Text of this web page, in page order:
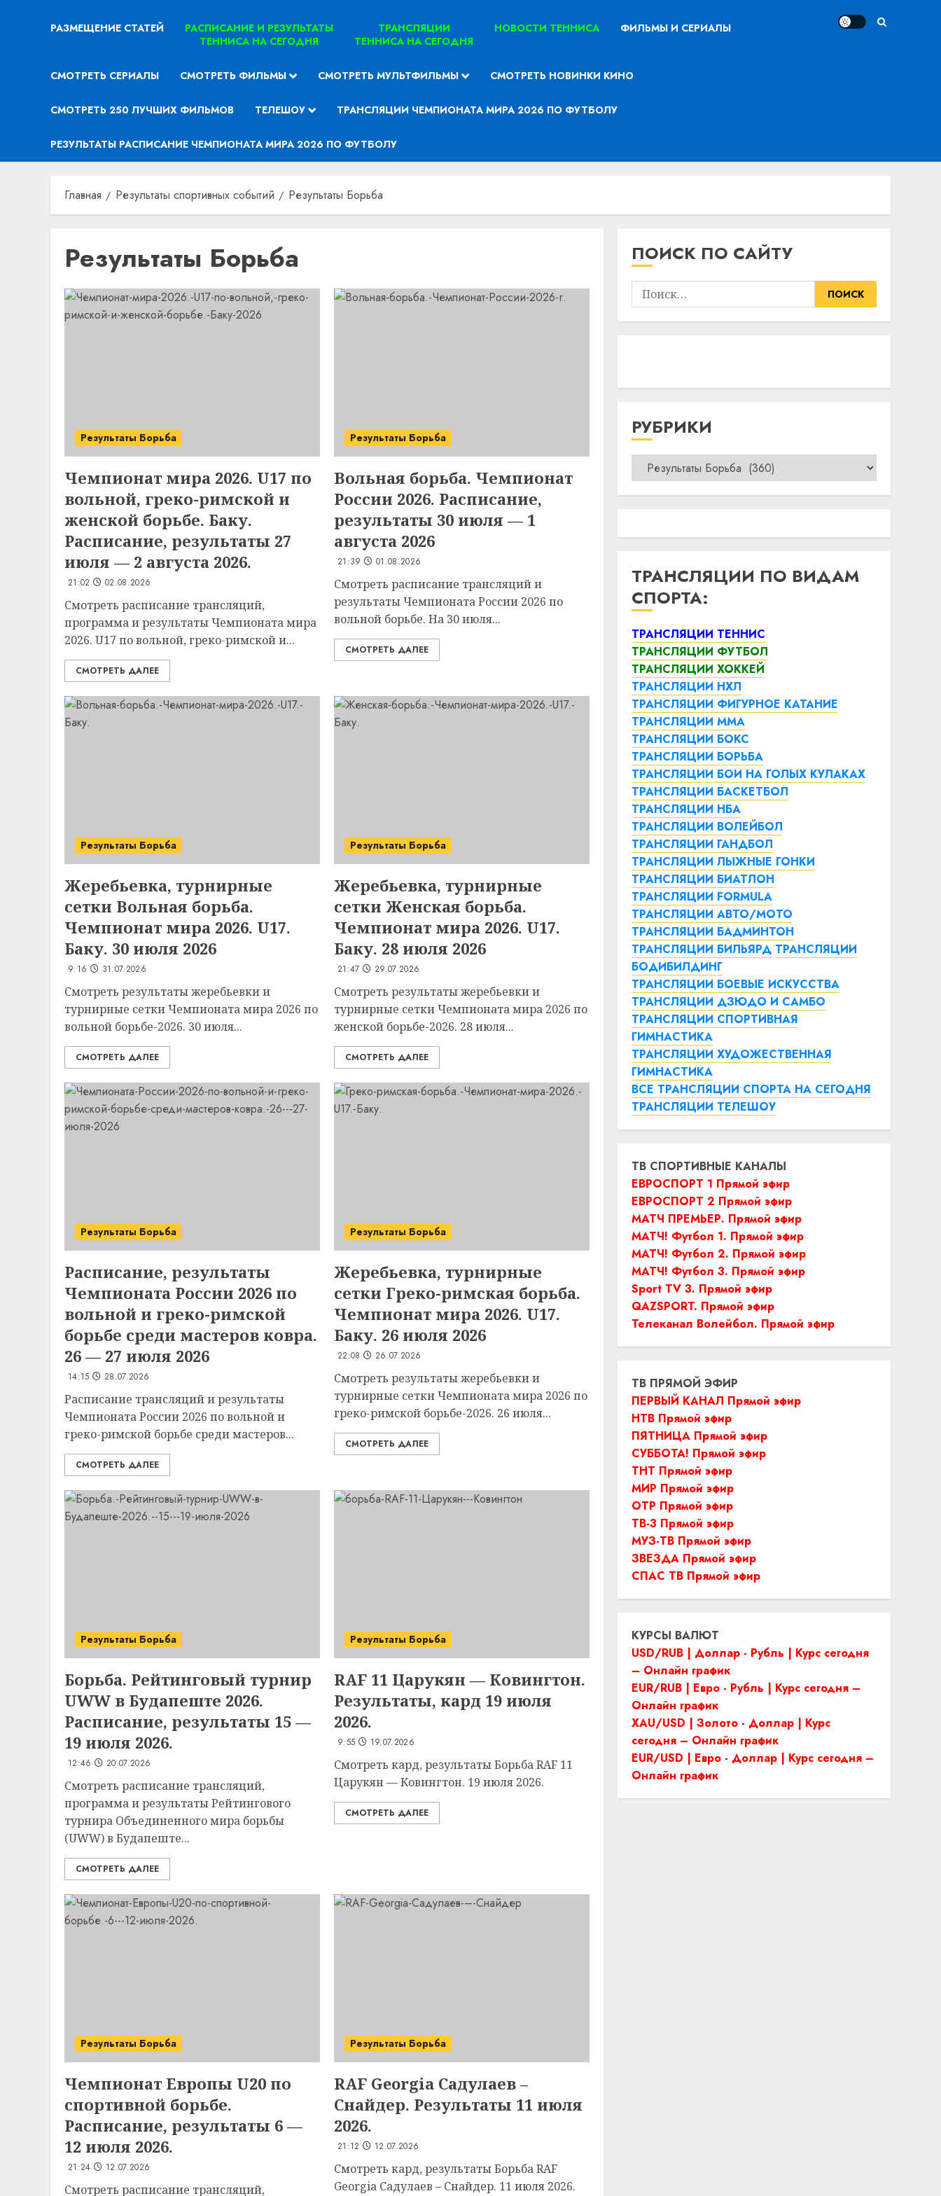
РАЗМЕЩЕНИЕ СТАТЕЙ
РАСПИСАНИЕ И РЕЗУЛЬТАТЫ
ТЕННИСА НА СЕГОДНЯ
ТРАНСЛЯЦИИ
ТЕННИСА НА СЕГОДНЯ
НОВОСТИ ТЕННИСА ФИЛЬМЫ И СЕРИАЛЫ
СМОТРЕТЬ СЕРИАЛЫ СМОТРЕТЬ ФИЛЬМЫ СМОТРЕТЬ МУЛЬТФИЛЬМЫ СМОТРЕТЬ НОВИНКИ КИНО
СМОТРЕТЬ 250 ЛУЧШИХ ФИЛЬМОВ ТЕЛЕШОУ ТРАНСЛЯЦИИ ЧЕМПИОНАТА МИРА 2026 ПО ФУТБОЛУ
РЕЗУЛЬТАТЫ РАСПИСАНИЕ ЧЕМПИОНАТА МИРА 2026 ПО ФУТБОЛУ
Главная Результаты спортивных событий Результаты Борьба
Результаты Борьба
Результаты Борьба
Чемпионат мира 2026. U17 по
вольной, греко-римской и
женской борьбе. Баку.
Расписание, результаты 27
июля — 2 августа 2026.
21:02 02.08.2026
Смотреть расписание трансляций,
программа и результаты Чемпионата мира
2026. U17 по вольной, греко-римской и...
СМОТРЕТЬ ДАЛЕЕ
Результаты Борьба
Вольная борьба. Чемпионат
России 2026. Расписание,
результаты 30 июля — 1
августа 2026
21:39 01.08.2026
Смотреть расписание трансляций и
результаты Чемпионата России 2026 по
вольной борьбе. На 30 июля...
СМОТРЕТЬ ДАЛЕЕ
Результаты Борьба
Жеребьевка, турнирные
сетки Вольная борьба.
Чемпионат мира 2026. U17.
Баку. 30 июля 2026
9:16 31.07.2026
Смотреть результаты жеребьевки и
турнирные сетки Чемпионата мира 2026 по
вольной борьбе-2026. 30 июля...
СМОТРЕТЬ ДАЛЕЕ
Результаты Борьба
Жеребьевка, турнирные
сетки Женская борьба.
Чемпионат мира 2026. U17.
Баку. 28 июля 2026
21:47 29.07.2026
Смотреть результаты жеребьевки и
турнирные сетки Чемпионата мира 2026 по
женской борьбе-2026. 28 июля...
СМОТРЕТЬ ДАЛЕЕ
Результаты Борьба
Расписание, результаты
Чемпионата России 2026 по
вольной и греко-римской
борьбе среди мастеров ковра.
26 — 27 июля 2026
14:15 28.07.2026
Расписание трансляций и результаты
Чемпионата России 2026 по вольной и
греко-римской борьбе среди мастеров...
СМОТРЕТЬ ДАЛЕЕ
Результаты Борьба
Жеребьевка, турнирные
сетки Греко-римская борьба.
Чемпионат мира 2026. U17.
Баку. 26 июля 2026
22:08 26.07.2026
Смотреть результаты жеребьевки и
турнирные сетки Чемпионата мира 2026 по
греко-римской борьбе-2026. 26 июля...
СМОТРЕТЬ ДАЛЕЕ
Результаты Борьба
Борьба. Рейтинговый турнир
UWW в Будапеште 2026.
Расписание, результаты 15 —
19 июля 2026.
12:46 20.07.2026
Смотреть расписание трансляций,
программа и результаты Рейтингового
турнира Объединенного мира борьбы
(UWW) в Будапеште...
СМОТРЕТЬ ДАЛЕЕ
Результаты Борьба
RAF 11 Царукян — Ковингтон.
Результаты, кард 19 июля
2026.
9:55 19.07.2026
Смотреть кард, результаты Борьба RAF 11
Царукян — Ковингтон. 19 июля 2026.
СМОТРЕТЬ ДАЛЕЕ
Результаты Борьба
Чемпионат Европы U20 по
спортивной борьбе.
Расписание, результаты 6 —
12 июля 2026.
21:24 12.07.2026
Смотреть расписание трансляций,
Результаты Борьба
RAF Georgia Садулаев –
Снайдер. Результаты 11 июля
2026.
21:12 12.07.2026
Смотреть кард, результаты Борьба RAF
Georgia Садулаев – Снайдер. 11 июля 2026.
ПОИСК ПО САЙТУ
Найти:
РУБРИКИ
Рубрики
ТРАНСЛЯЦИИ ПО ВИДАМ
СПОРТА:
ТРАНСЛЯЦИИ ТЕННИС
ТРАНСЛЯЦИИ ФУТБОЛ
ТРАНСЛЯЦИИ ХОККЕЙ
ТРАНСЛЯЦИИ НХЛ
ТРАНСЛЯЦИИ ФИГУРНОЕ КАТАНИЕ
ТРАНСЛЯЦИИ ММА
ТРАНСЛЯЦИИ БОКС
ТРАНСЛЯЦИИ БОРЬБА
ТРАНСЛЯЦИИ БОИ НА ГОЛЫХ КУЛАКАХ
ТРАНСЛЯЦИИ БАСКЕТБОЛ
ТРАНСЛЯЦИИ НБА
ТРАНСЛЯЦИИ ВОЛЕЙБОЛ
ТРАНСЛЯЦИИ ГАНДБОЛ
ТРАНСЛЯЦИИ ЛЫЖНЫЕ ГОНКИ
ТРАНСЛЯЦИИ БИАТЛОН
ТРАНСЛЯЦИИ FORMULA
ТРАНСЛЯЦИИ АВТО/МОТО
ТРАНСЛЯЦИИ БАДМИНТОН
ТРАНСЛЯЦИИ БИЛЬЯРД ТРАНСЛЯЦИИ
БОДИБИЛДИНГ
ТРАНСЛЯЦИИ БОЕВЫЕ ИСКУССТВА
ТРАНСЛЯЦИИ ДЗЮДО И САМБО
ТРАНСЛЯЦИИ СПОРТИВНАЯ
ГИМНАСТИКА
ТРАНСЛЯЦИИ ХУДОЖЕСТВЕННАЯ
ГИМНАСТИКА
ВСЕ ТРАНСЛЯЦИИ СПОРТА НА СЕГОДНЯ
ТРАНСЛЯЦИИ ТЕЛЕШОУ
ТВ СПОРТИВНЫЕ КАНАЛЫ
ЕВРОСПОРТ 1 Прямой эфир
ЕВРОСПОРТ 2 Прямой эфир
МАТЧ ПРЕМЬЕР. Прямой эфир
МАТЧ! Футбол 1. Прямой эфир
МАТЧ! Футбол 2. Прямой эфир
МАТЧ! Футбол 3. Прямой эфир
Sport TV 3. Прямой эфир
QAZSPORT. Прямой эфир
Телеканал Волейбол. Прямой эфир
ТВ ПРЯМОЙ ЭФИР
ПЕРВЫЙ КАНАЛ Прямой эфир
НТВ Прямой эфир
ПЯТНИЦА Прямой эфир
СУББОТА! Прямой эфир
ТНТ Прямой эфир
МИР Прямой эфир
ОТР Прямой эфир
ТВ-3 Прямой эфир
МУЗ-ТВ Прямой эфир
ЗВЕЗДА Прямой эфир
СПАС ТВ Прямой эфир
КУРСЫ ВАЛЮТ
USD/RUB | Доллар - Рубль | Курс сегодня
– Онлайн график
EUR/RUB | Евро - Рубль | Курс сегодня –
Онлайн график
XAU/USD | Золото - Доллар | Курс
сегодня – Онлайн график
EUR/USD | Евро - Доллар | Курс сегодня –
Онлайн график